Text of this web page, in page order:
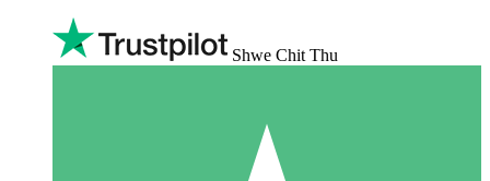
Shwe Chit Thu